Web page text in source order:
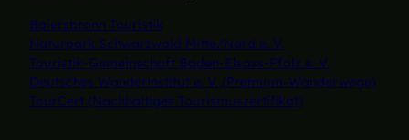
Baiersbronn Touristik
Naturpark Schwarzwald Mitte/Nord e. V.
Touristik-Gemeinschaft Baden-Elsass-Pfalz e. V.
Deutsches Wanderinstitut e. V. (Premium-Wanderwege)
TourCert (Nachhaltiges Tourismuszertifikat)